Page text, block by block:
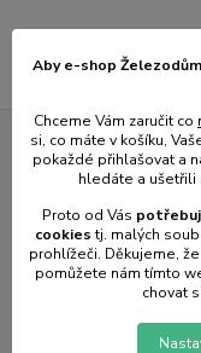
Aby e-shop
Chceme Vám zaručit co
si, co máte v košíku,
pokaždé přihlašovat a
hledáte a ušetřili
Proto od Vás
cookiestj. malých
prohlížeči. Děkujeme,
pomůžete nám tímto
chovat